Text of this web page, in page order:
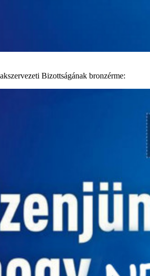
Bizottságának bronzérme: